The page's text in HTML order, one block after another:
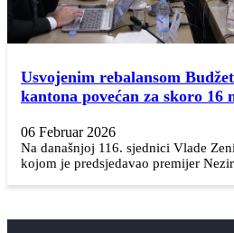
Usvojenim rebalansom
kantona povećan za skoro
06 Februar 2026
Na današnjoj 116. sjednici Vlade
kojom je predsjedavao premijer